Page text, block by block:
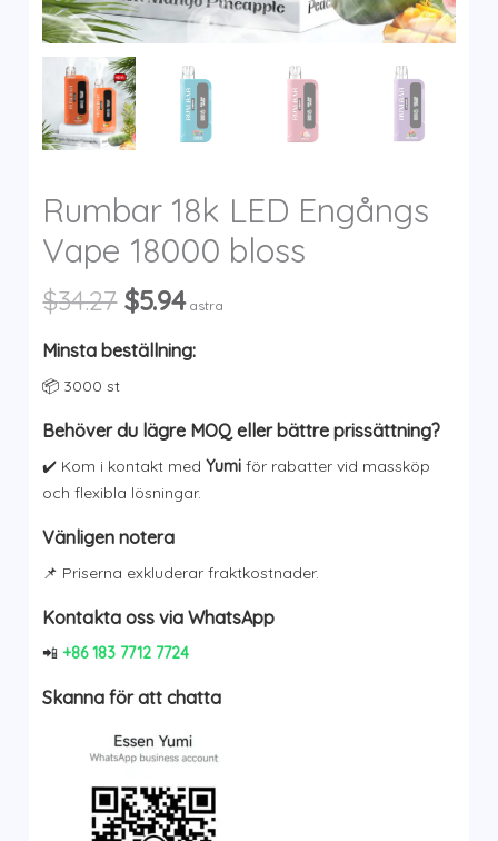
Rumbar 18k LED Engångs
Vape 18000 bloss
$34.27 Det
priset
$5.94Det
priset
astra
Minsta beställning:
📦 3000 st
Behöver du lägre MOQ eller bättre prissättning?
✔️ Kom i kontakt medYumi för rabatter vid massköp
och flexibla lösningar.
Vänligen notera
📌 Priserna exkluderar fraktkostnader.
Kontakta oss via WhatsApp
📲+86 183 7712 7724
Skanna för att chatta